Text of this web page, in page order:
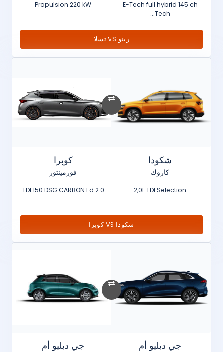
E-Tech full hybrid 145 ch
Tech...
Propulsion 220 kW
رينو VS تسلا
شكودا
كاروك
2,0L TDI Selection
كوبرا
فورمينتور
2.0 TDI 150 DSG CARBON Ed
شكودا VS كوبرا
جي دبليو أم جي دبليو أم